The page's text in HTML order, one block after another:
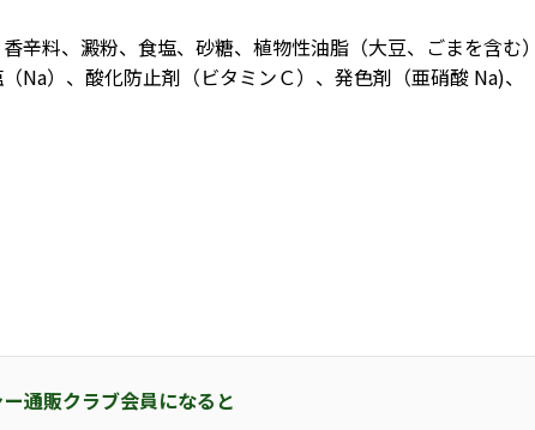
辛料、澱粉、食塩、砂糖、植物性油脂（大豆、ごまを含
Na）、酸化防止剤（ビタミンＣ）、発色剤（亜硝酸 Na)、
通販クラブ会員になると